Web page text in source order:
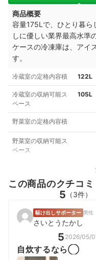
商品概要
容量175Lで、ひとり暮ら
しに優しい業界最高水準
ケースの冷凍庫は、 アイ
す。
冷蔵室の定格内容積 122L
冷蔵室の収納可能ス
ペース
105L
野菜室の定格内容積
野菜室の収納可能ス
ペース
この商品のクチコミ
5 （3件）
駆け出しサポーター 男性
さいとうたかし
5 2026/05/
自炊するなら◯